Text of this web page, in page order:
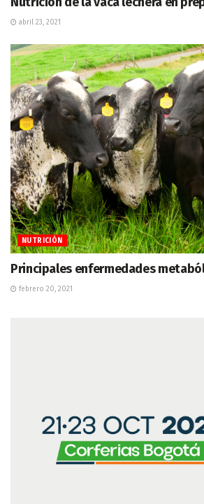
abril 23, 2021
NUTRICIÓN
Principales enfermedades
febrero 20, 2021